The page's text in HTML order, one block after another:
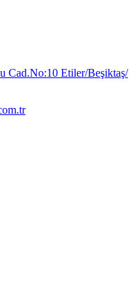
Cad.No:10 Etiler/Beşiktaş/